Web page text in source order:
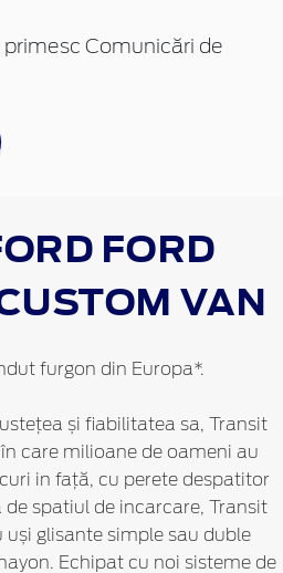
Comunicări de
FORD
VAN
furgon din Europa*.
și fiabilitatea sa, Transit
care milioane de oameni au
in față, cu perete despatitor
spatiul de incarcare, Transit
glisante simple sau duble
Echipat cu noi sisteme de